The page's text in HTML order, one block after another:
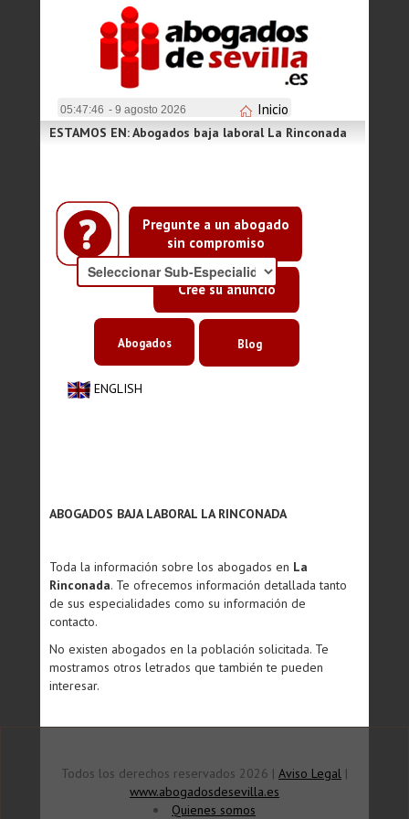
05:47:46 - 9 agosto 2026 Inicio
Pregunte a un abogado
sin compromiso
Cree su anuncio
ESTAMOS EN: Abogados baja laboral La Rinconada
ENGLISH
Abogados Blog
ABOGADOS BAJA LABORAL LA RINCONADA
Toda la información sobre los abogados en La
Rinconada. Te ofrecemos información detallada tanto
de sus especialidades como su información de
contacto.
No existen abogados en la población solicitada. Te
mostramos otros letrados que también te pueden
interesar.
Todos los derechos reservados 2026 | Aviso Legal |
www.abogadosdesevilla.es
Quienes somos